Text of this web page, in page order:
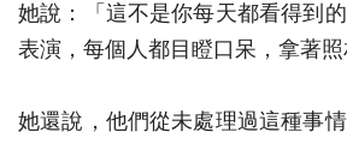
她說：「這不是你每天都看得到
表演，每個人都目瞪口呆，拿著照
她還說，他們從未處理過這種事